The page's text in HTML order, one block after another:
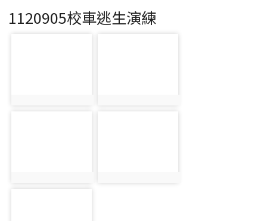
1120905校車逃生演練